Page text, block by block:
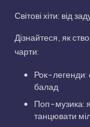
Світові хіти: від
Дізнайтеся, як
чарти:
Рок-легенди:
балад
Поп-музика:
танцювати